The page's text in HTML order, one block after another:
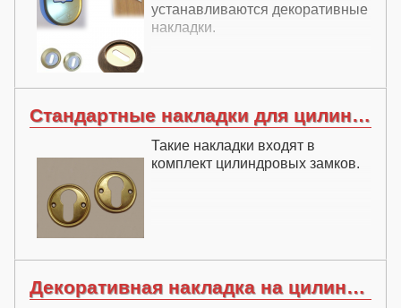
устанавливаются декоративные
накладки.
Стандартные накладки для цилиндровых замков
Такие накладки входят в
комплект цилиндровых замков.
Декоративная накладка на цилиндровый замок